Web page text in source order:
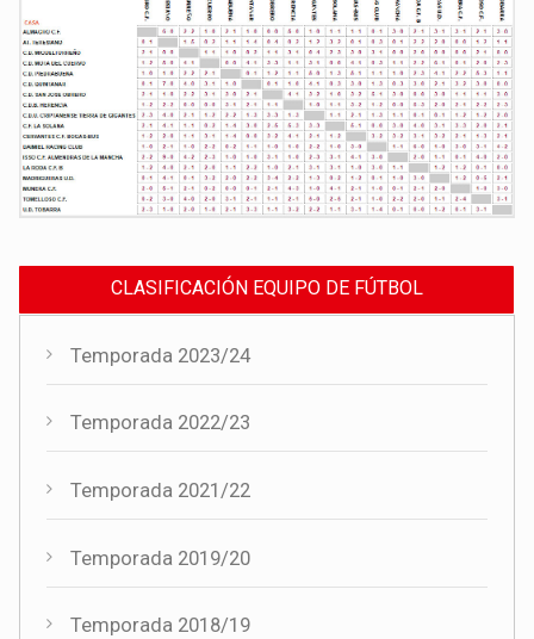
CLASIFICACIÓN EQUIPO DE FÚTBOL
Temporada 2023/24
Temporada 2022/23
Temporada 2021/22
Temporada 2019/20
Temporada 2018/19